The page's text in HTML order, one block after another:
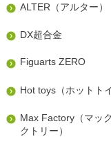
ALTER（アルター）
DX超合金
Figuarts ZERO
Hot toys（ホットト
Max Factory（マッ
クトリー）